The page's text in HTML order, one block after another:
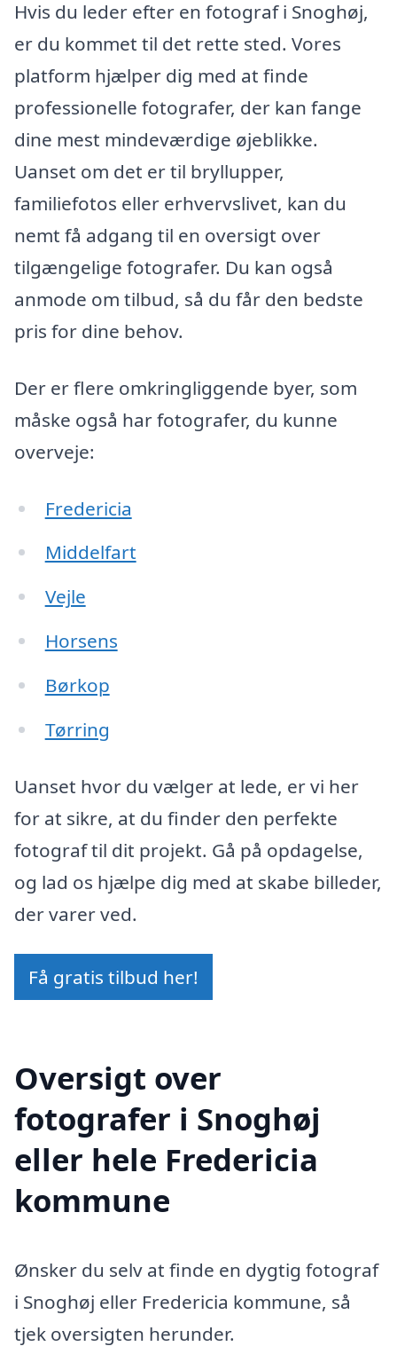
Hvis du leder efter en fotograf i Snoghøj,
er du kommet til det rette sted. Vores
platform hjælper dig med at finde
professionelle fotografer, der kan fange
dine mest mindeværdige øjeblikke.
Uanset om det er til bryllupper,
familiefotos eller erhvervslivet, kan du
nemt få adgang til en oversigt over
tilgængelige fotografer. Du kan også
anmode om tilbud, så du får den bedste
pris for dine behov.
Der er flere omkringliggende byer, som
måske også har fotografer, du kunne
overveje:
Fredericia
Middelfart
Vejle
Horsens
Børkop
Tørring
Uanset hvor du vælger at lede, er vi her
for at sikre, at du finder den perfekte
fotograf til dit projekt. Gå på opdagelse,
og lad os hjælpe dig med at skabe billeder,
der varer ved.
Få gratis tilbud her!
Oversigt over
fotografer i Snoghøj
eller hele Fredericia
kommune
Ønsker du selv at finde en dygtig fotograf
i Snoghøj eller Fredericia kommune, så
tjek oversigten herunder.